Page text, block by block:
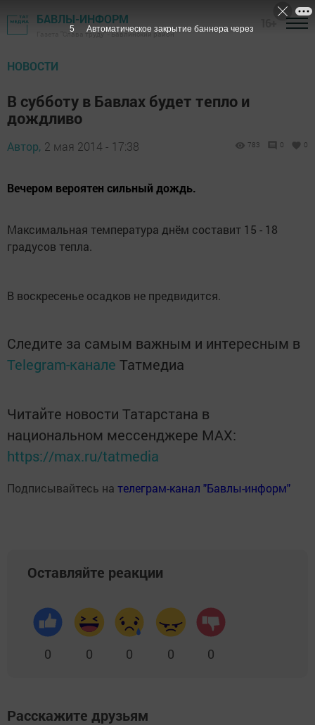
БАВЛЫ-ИНФОРМ
Газета "Слава труду" - Бавлинский район
НОВОСТИ
В субботу в Бавлах будет тепло и
дождливо
Автор, 2 мая 2014 - 17:38 783 0 0
Вечером вероятен сильный дождь.
Максимальная температура днём составит 15 - 18
градусов тепла.
В воскресенье осадков не предвидится.
Следите за самым важным и интересным в
Telegram-канале Татмедиа
Читайте новости Татарстана в
национальном мессенджере MАХ:
https://max.ru/tatmedia
Подписывайтесь на телеграм-канал "Бавлы-информ"
Оставляйте реакции
0 0 0 0 0
Расскажите друзьям
4 Автоматическое закрытие баннера через